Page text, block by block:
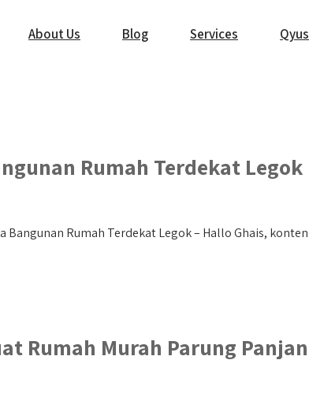
About Us Blog Services
Rumah Terdekat Legok
Bangunan Rumah Terdekat Legok – Hallo Ghais,
Rumah Murah Parung